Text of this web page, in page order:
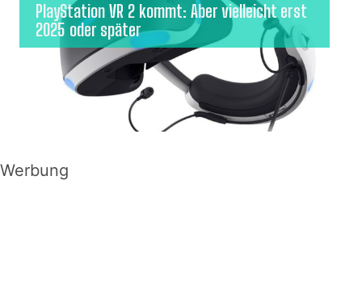
PlayStation VR 2 kommt: Aber vielleicht erst
2025 oder später
Werbung